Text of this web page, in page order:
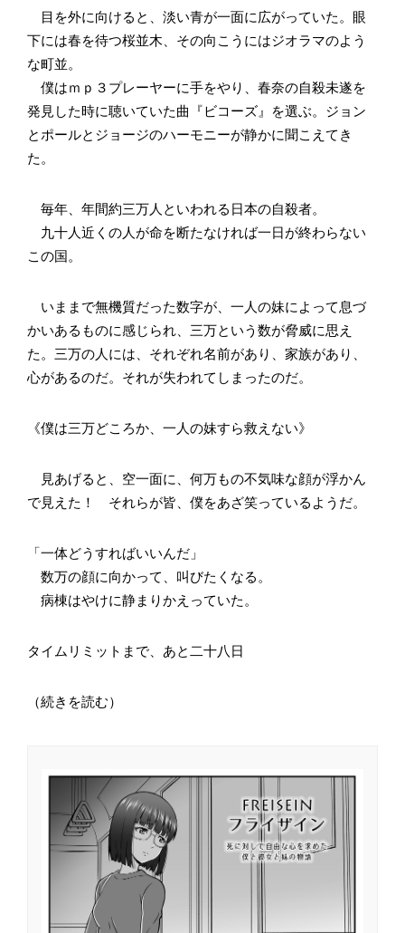
目を外に向けると、淡い青が一面に広がっていた。眼
下には春を待つ桜並木、その向こうにはジオラマのよう
な町並。
僕はｍｐ３プレーヤーに手をやり、春奈の自殺未遂を
発見した時に聴いていた曲『ビコーズ』を選ぶ。ジョン
とポールとジョージのハーモニーが静かに聞こえてき
た。
毎年、年間約三万人といわれる日本の自殺者。
九十人近くの人が命を断たなければ一日が終わらない
この国。
いままで無機質だった数字が、一人の妹によって息づ
かいあるものに感じられ、三万という数が脅威に思え
た。三万の人には、それぞれ名前があり、家族があり、
心があるのだ。それが失われてしまったのだ。
《僕は三万どころか、一人の妹すら救えない》
見あげると、空一面に、何万もの不気味な顔が浮かん
で見えた！ それらが皆、僕をあざ笑っているようだ。
「一体どうすればいいんだ」
数万の顔に向かって、叫びたくなる。
病棟はやけに静まりかえっていた。
タイムリミットまで、あと二十八日
（続きを読む）